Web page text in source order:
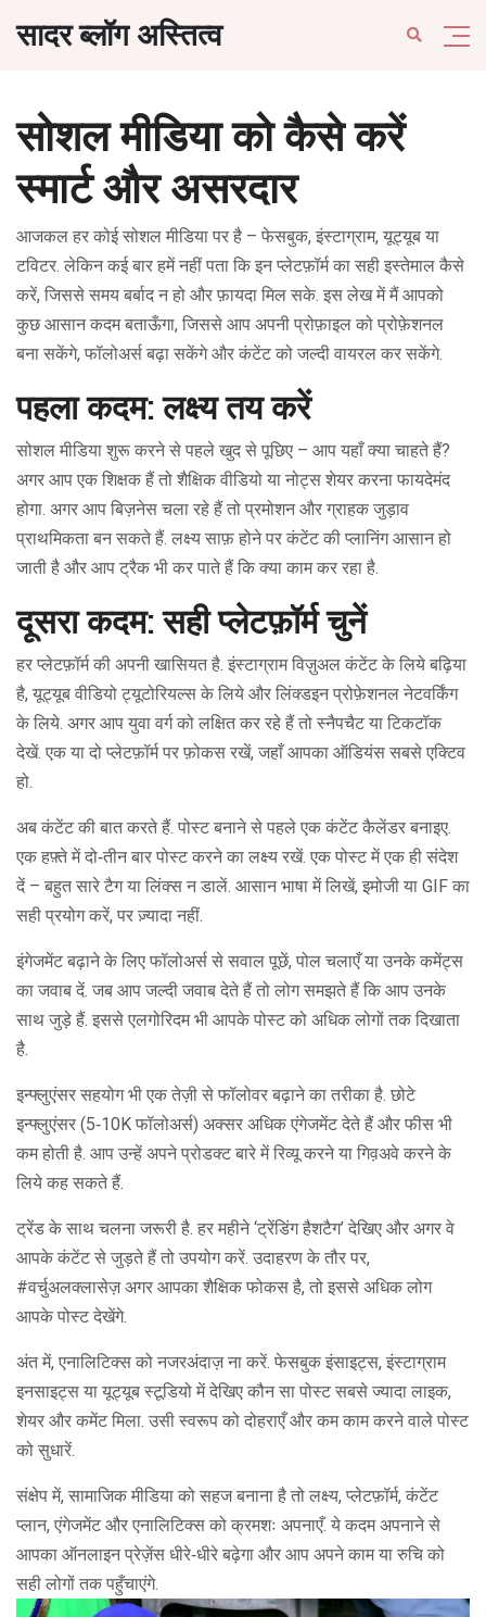
सादर ब्लॉग अस्तित्व
सोशल मीडिया को कैसे करें
स्मार्ट और असरदार
आजकल हर कोई सोशल मीडिया पर है – फेसबुक, इंस्टाग्राम, यूट्यूब या
टविटर. लेकिन कई बार हमें नहीं पता कि इन प्लेटफ़ॉर्म का सही इस्तेमाल कैसे
करें, जिससे समय बर्बाद न हो और फ़ायदा मिल सके. इस लेख में मैं आपको
कुछ आसान कदम बताऊँगा, जिससे आप अपनी प्रोफ़ाइल को प्रोफ़ेशनल
बना सकेंगे, फॉलोअर्स बढ़ा सकेंगे और कंटेंट को जल्दी वायरल कर सकेंगे.
पहला कदम: लक्ष्य तय करें
सोशल मीडिया शुरू करने से पहले खुद से पूछिए – आप यहाँ क्या चाहते हैं?
अगर आप एक शिक्षक हैं तो शैक्षिक वीडियो या नोट्स शेयर करना फायदेमंद
होगा. अगर आप बिज़नेस चला रहे हैं तो प्रमोशन और ग्राहक जुड़ाव
प्राथमिकता बन सकते हैं. लक्ष्य साफ़ होने पर कंटेंट की प्लानिंग आसान हो
जाती है और आप ट्रैक भी कर पाते हैं कि क्या काम कर रहा है.
दूसरा कदम: सही प्लेटफ़ॉर्म चुनें
हर प्लेटफ़ॉर्म की अपनी खासियत है. इंस्टाग्राम विज़ुअल कंटेंट के लिये बढ़िया
है, यूट्यूब वीडियो ट्यूटोरियल्स के लिये और लिंक्डइन प्रोफ़ेशनल नेटवर्किंग
के लिये. अगर आप युवा वर्ग को लक्षित कर रहे हैं तो स्नैपचैट या टिकटॉक
देखें. एक या दो प्लेटफ़ॉर्म पर फ़ोकस रखें, जहाँ आपका ऑडियंस सबसे एक्टिव
हो.
अब कंटेंट की बात करते हैं. पोस्ट बनाने से पहले एक कंटेंट कैलेंडर बनाइए.
एक हफ़्ते में दो‑तीन बार पोस्ट करने का लक्ष्य रखें. एक पोस्ट में एक ही संदेश
दें – बहुत सारे टैग या लिंक्स न डालें. आसान भाषा में लिखें, इमोजी या GIF का
सही प्रयोग करें, पर ज़्यादा नहीं.
इंगेजमेंट बढ़ाने के लिए फॉलोअर्स से सवाल पूछें, पोल चलाएँ या उनके कमेंट्स
का जवाब दें. जब आप जल्दी जवाब देते हैं तो लोग समझते हैं कि आप उनके
साथ जुड़े हैं. इससे एलगोरिदम भी आपके पोस्ट को अधिक लोगों तक दिखाता
है.
इन्फ्लुएंसर सहयोग भी एक तेज़ी से फॉलोवर बढ़ाने का तरीका है. छोटे
इन्फ्लुएंसर (5‑10K फॉलोअर्स) अक्सर अधिक एंगेजमेंट देते हैं और फीस भी
कम होती है. आप उन्हें अपने प्रोडक्ट बारे में रिव्यू करने या गिव़अवे करने के
लिये कह सकते हैं.
ट्रेंड के साथ चलना जरूरी है. हर महीने ‘ट्रेंडिंग हैशटैग’ देखिए और अगर वे
आपके कंटेंट से जुड़ते हैं तो उपयोग करें. उदाहरण के तौर पर,
#वर्चुअलक्लासेज़ अगर आपका शैक्षिक फोकस है, तो इससे अधिक लोग
आपके पोस्ट देखेंगे.
अंत में, एनालिटिक्स को नजरअंदाज़ ना करें. फेसबुक इंसाइट्स, इंस्टाग्राम
इनसाइट्स या यूट्यूब स्टूडियो में देखिए कौन सा पोस्ट सबसे ज्यादा लाइक,
शेयर और कमेंट मिला. उसी स्वरूप को दोहराएँ और कम काम करने वाले पोस्ट
को सुधारें.
संक्षेप में, सामाजिक मीडिया को सहज बनाना है तो लक्ष्य, प्लेटफ़ॉर्म, कंटेंट
प्लान, एंगेजमेंट और एनालिटिक्स को क्रमशः अपनाएँ. ये कदम अपनाने से
आपका ऑनलाइन प्रेज़ेंस धीरे‑धीरे बढ़ेगा और आप अपने काम या रुचि को
सही लोगों तक पहुँचाएंगे.